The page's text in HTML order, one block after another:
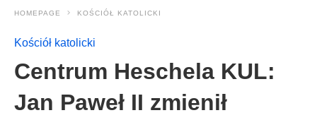
HOMEPAGE KOŚCIÓŁ KATOLICKI
Kościół katolicki
Centrum Heschela KUL:
Jan Paweł II zmienił